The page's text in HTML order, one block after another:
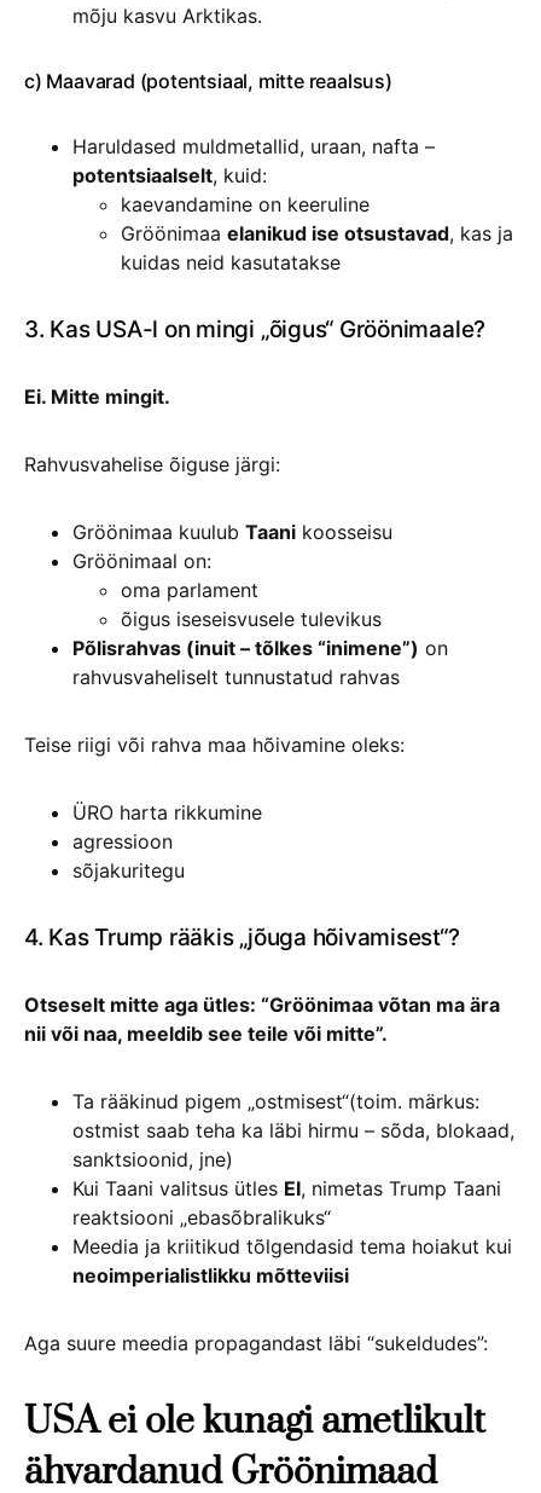
mõju kasvu Arktikas.
c) Maavarad (potentsiaal, mitte reaalsus)
Haruldased muldmetallid, uraan, nafta –
potentsiaalselt, kuid:
kaevandamine on keeruline
Gröönimaa elanikud ise otsustavad, kas ja
kuidas neid kasutatakse
3. Kas USA-l on mingi „õigus“ Gröönimaale?
Ei. Mitte mingit.
Rahvusvahelise õiguse järgi:
Gröönimaa kuulub Taani koosseisu
Gröönimaal on:
oma parlament
õigus iseseisvusele tulevikus
Põlisrahvas (inuit – tõlkes “inimene”) on
rahvusvaheliselt tunnustatud rahvas
Teise riigi või rahva maa hõivamine oleks:
ÜRO harta rikkumine
agressioon
sõjakuritegu
4. Kas Trump rääkis „jõuga hõivamisest“?
Otseselt mitte aga ütles: “Gröönimaa võtan ma ära
nii või naa, meeldib see teile või mitte”.
Ta rääkinud pigem „ostmisest“(toim. märkus:
ostmist saab teha ka läbi hirmu – sõda, blokaad,
sanktsioonid, jne)
Kui Taani valitsus ütles EI, nimetas Trump Taani
reaktsiooni „ebasõbralikuks“
Meedia ja kriitikud tõlgendasid tema hoiakut kui
neoimperialistlikku mõtteviisi
Aga suure meedia propagandast läbi “sukeldudes”:
USA ei ole kunagi ametlikult
ähvardanud Gröönimaad